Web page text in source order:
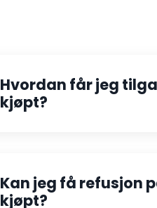
Hvordan får jeg
kjøpt?
Kan jeg få refusjon
kjøpt?